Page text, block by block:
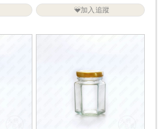
加入追蹤